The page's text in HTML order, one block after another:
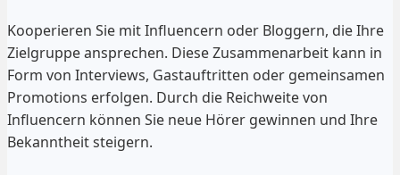
Kooperieren Sie mit Influencern oder Bloggern, die Ihre
Zielgruppe ansprechen. Diese Zusammenarbeit kann in
Form von Interviews, Gastauftritten oder gemeinsamen
Promotions erfolgen. Durch die Reichweite von
Influencern können Sie neue Hörer gewinnen und Ihre
Bekanntheit steigern.